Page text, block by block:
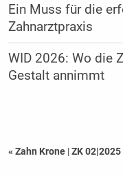
Ein Muss für die
Zahnarztpraxis
WID 2026: Wo die
Gestalt annimmt
« Zahn Krone |ZK 02|2025